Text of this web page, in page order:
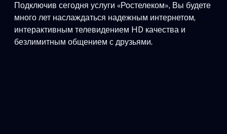
Подключив сегодня услуги «Ростелеком», Вы будете
много лет наслаждаться надежным интернетом,
интерактивным телевидением HD качества и
безлимитным общением с друзьями.